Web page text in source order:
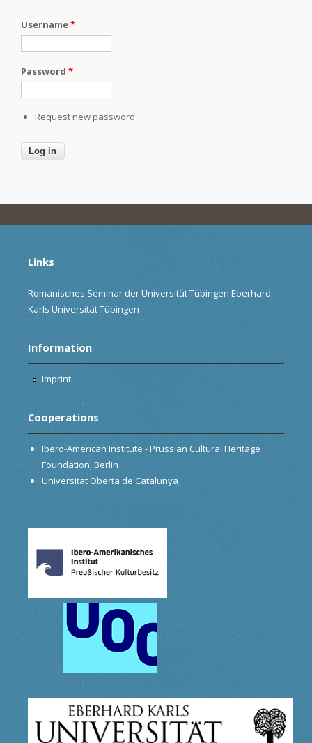
Username*
Password *
Request new password
Links
Romanisches Seminar der Universität Tübingen Eberhard
Karls Universität Tübingen
Information
Imprint
Cooperations
Ibero-American Institute - Prussian Cultural Heritage
Foundation, Berlin
Universitat Oberta de Catalunya